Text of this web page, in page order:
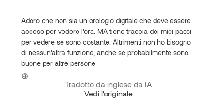
Adoro che non sia un orologio digitale che deve essere
acceso per vedere l'ora. MA tiene traccia dei miei passi
per vedere se sono costante. Altrimenti non ho bisogno
di nessun'altra funzione, anche se probabilmente sono
buone per altre persone
Tradotto da inglese da IA
Vedi l'originale